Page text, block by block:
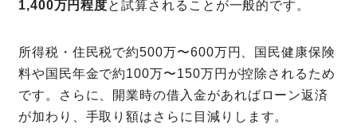
1,400万円程度と試算されることが一般的です。
所得税・住民税で約500万〜600万円、国民健康保険
料や国民年金で約100万〜150万円が控除されるため
です。さらに、開業時の借入金があればローン返済
が加わり、手取り額はさらに目減りします。